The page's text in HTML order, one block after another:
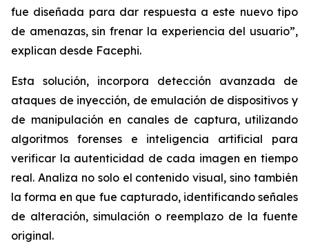
fue diseñada para dar respuesta a este nuevo tipo
de amenazas, sin frenar la experiencia del usuario”,
explican desde Facephi.
Esta solución, incorpora detección avanzada de
ataques de inyección, de emulación de dispositivos y
de manipulación en canales de captura, utilizando
algoritmos forenses e inteligencia artificial para
verificar la autenticidad de cada imagen en tiempo
real. Analiza no solo el contenido visual, sino también
la forma en que fue capturado, identificando señales
de alteración, simulación o reemplazo de la fuente
original.